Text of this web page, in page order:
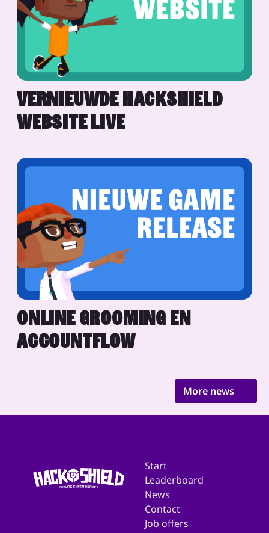
VERNIEUWDE HACKSHIELD
WEBSITE LIVE
ONLINE GROOMING EN
ACCOUNTFLOW
More news
Start
Leaderboard
News
Contact
Job offers